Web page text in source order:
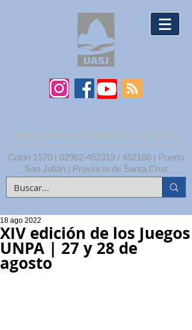
UNPA | UNIDAD ACADÉMICA SAN JULIÁN
Colón 1570 | 02962-452319 / 452186 | Puerto
San Julián | Provincia de Santa Cruz
XIV edición de los Juegos
UNPA | 27 y 28 de
agosto
18 ago 2022